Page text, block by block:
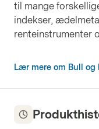
til mange
indekser,
renteinstrumenter
Lær mere om Bull og